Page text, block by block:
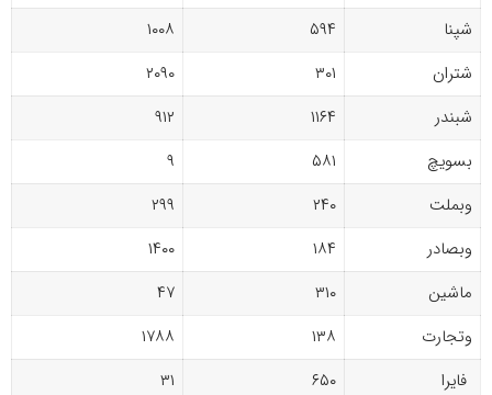
شپنا
۵۹۴
۱۰۰۸
شتران
۳۰۱
۲۰۹۰
شبندر
۱۱۶۴
۹۱۲
بسویچ
۵۸۱
۹
وبملت
۲۴۰
۲۹۹
وبصادر
۱۸۴
۱۴۰۰
ماشین
۳۱۰
۴۷
وتجارت
۱۳۸
۱۷۸۸
فایرا
۶۵۰
۳۱